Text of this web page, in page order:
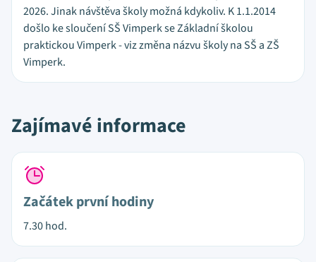
2026. Jinak návštěva školy možná kdykoliv. K 1.1.2014
došlo ke sloučení SŠ Vimperk se Základní školou
praktickou Vimperk - viz změna názvu školy na SŠ a ZŠ
Vimperk.
Zajímavé informace
Začátek první hodiny
7.30 hod.